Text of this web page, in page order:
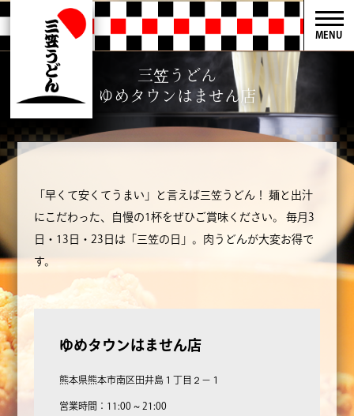
MENU
三笠うどん
ゆめタウンはません店
「早くて安くてうまい」と言えば三笠うどん！
麺と出汁
にこだわった、自慢の1杯をぜひご賞味ください。
毎月3
日・13日・23日は「三笠の日」。肉うどんが大変お得で
す。
ゆめタウンはません店
熊本県熊本市南区田井島１丁目２−１
営業時間：11:00 ~ 21:00